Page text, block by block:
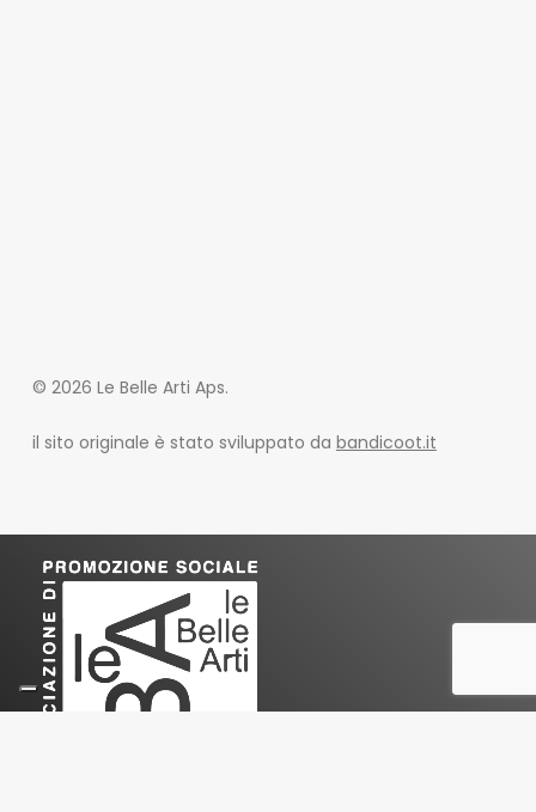
© 2026 Le Belle Arti Aps.
il sito originale è stato sviluppato da bandicoot.it